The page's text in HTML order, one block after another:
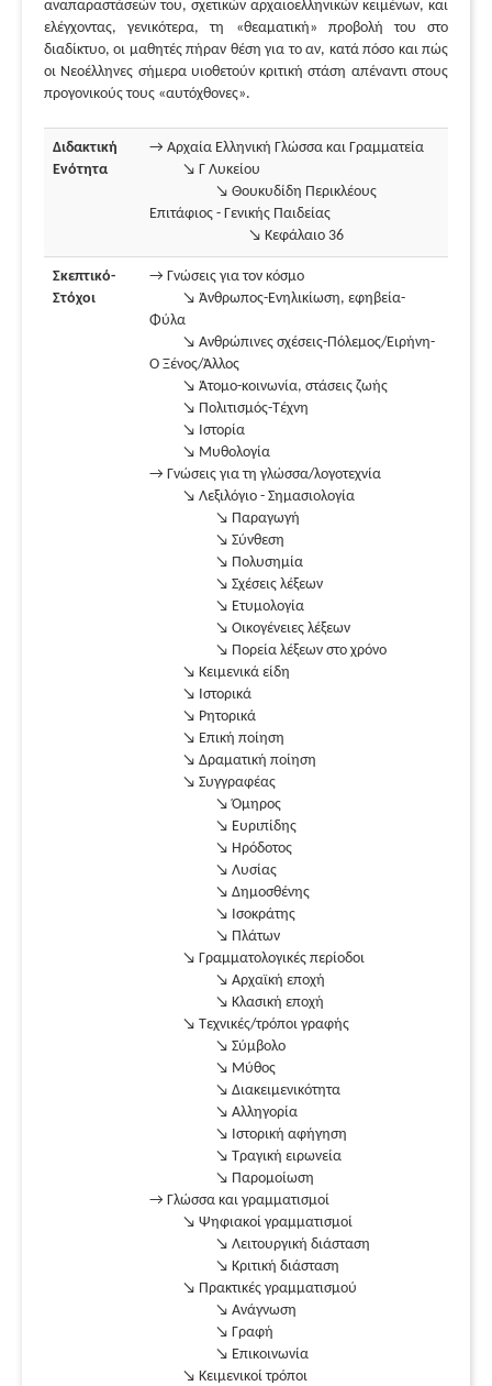
αναπαραστάσεών του, σχετικών αρχαιοελληνικών κειμένων, και
ελέγχοντας, γενικότερα, τη «θεαματική» προβολή του στο
διαδίκτυο, οι μαθητές πήραν θέση για το αν, κατά πόσο και πώς
οι Νεοέλληνες σήμερα υιοθετούν κριτική στάση απέναντι στους
προγονικούς τους «αυτόχθονες».
Διδακτική
Ενότητα
→ Αρχαία Ελληνική Γλώσσα και Γραμματεία
↘ Γ Λυκείου
↘ Θουκυδίδη Περικλέους
Επιτάφιος - Γενικής Παιδείας
↘ Κεφάλαιο 36
Σκεπτικό-
Στόχοι
→ Γνώσεις για τον κόσμο
↘ Άνθρωπος-Ενηλικίωση, εφηβεία-
Φύλα
↘ Ανθρώπινες σχέσεις-Πόλεμος/Ειρήνη-
Ο Ξένος/Άλλος
↘ Άτομο-κοινωνία, στάσεις ζωής
↘ Πολιτισμός-Τέχνη
↘ Ιστορία
↘ Μυθολογία
→ Γνώσεις για τη γλώσσα/λογοτεχνία
↘ Λεξιλόγιο - Σημασιολογία
↘ Παραγωγή
↘ Σύνθεση
↘ Πολυσημία
↘ Σχέσεις λέξεων
↘ Ετυμολογία
↘ Οικογένειες λέξεων
↘ Πορεία λέξεων στο χρόνο
↘ Κειμενικά είδη
↘ Ιστορικά
↘ Ρητορικά
↘ Επική ποίηση
↘ Δραματική ποίηση
↘ Συγγραφέας
↘ Όμηρος
↘ Ευριπίδης
↘ Ηρόδοτος
↘ Λυσίας
↘ Δημοσθένης
↘ Ισοκράτης
↘ Πλάτων
↘ Γραμματολογικές περίοδοι
↘ Αρχαϊκή εποχή
↘ Κλασική εποχή
↘ Τεχνικές/τρόποι γραφής
↘ Σύμβολο
↘ Μύθος
↘ Διακειμενικότητα
↘ Αλληγορία
↘ Ιστορική αφήγηση
↘ Τραγική ειρωνεία
↘ Παρομοίωση
→ Γλώσσα και γραμματισμοί
↘ Ψηφιακοί γραμματισμοί
↘ Λειτουργική διάσταση
↘ Κριτική διάσταση
↘ Πρακτικές γραμματισμού
↘ Ανάγνωση
↘ Γραφή
↘ Επικοινωνία
↘ Κειμενικοί τρόποι